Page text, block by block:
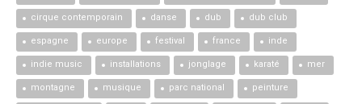
cirque contemporain danse dub dub club
espagne europe festival france inde
indie music installations jonglage karaté mer
montagne musique parc national peinture